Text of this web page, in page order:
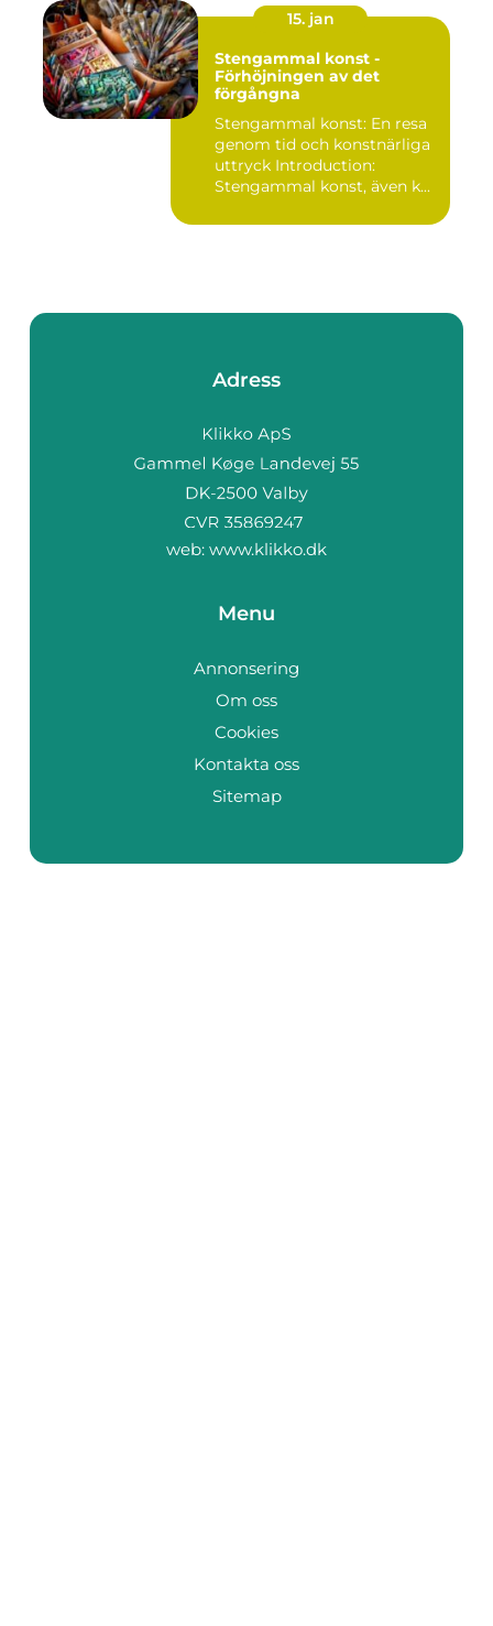
15. jan
Stengammal konst -
Förhöjningen av det
förgångna
Stengammal konst: En resa
genom tid och konstnärliga
uttryck Introduction:
Stengammal konst, även k...
Adress
web: www.klikko.dk
Menu
Annonsering
Om oss
Cookies
Kontakta oss
Sitemap